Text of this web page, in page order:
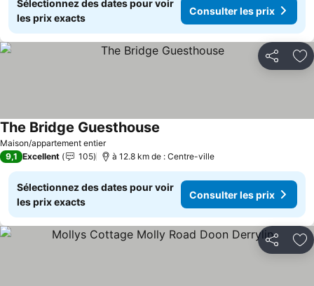
Sélectionnez des dates pour voir
les prix exacts
Consulter les prix
Partager
Maison/appartement entier
The Bridge Guesthouse
9,1 Excellent 105 à 12.8 km de : Centre-ville
Sélectionnez des dates pour voir
les prix exacts
Consulter les prix
Partager